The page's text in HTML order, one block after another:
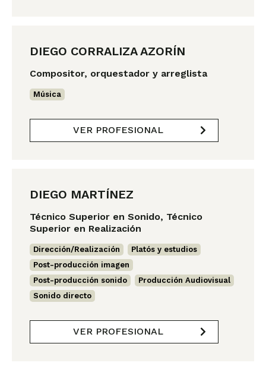
DIEGO CORRALIZA AZORÍN
Compositor, orquestador y arreglista
Música
VER PROFESIONAL
DIEGO MARTÍNEZ
Técnico Superior en Sonido, Técnico
Superior en Realización
Dirección/Realización Platós y estudios
Post-producción imagen
Post-producción sonido
Producción Audiovisual
Sonido directo
VER PROFESIONAL